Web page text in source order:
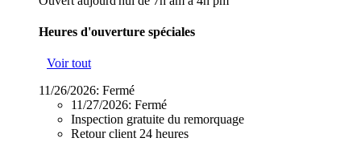
Heures d'ouverture spéciales
Voir tout
11/26/2026: Fermé
11/27/2026: Fermé
Inspection gratuite du remorquage
Retour client 24 heures